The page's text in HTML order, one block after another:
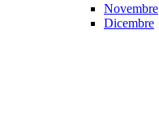
Novembre
Dicembre